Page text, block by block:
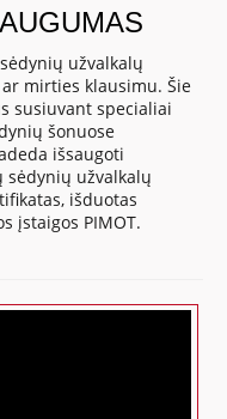
užvalkalų
mirties klausimu. Šie
susiuvant specialiai
šonuose
išsaugoti
sėdynių užvalkalų
išduotas
įstaigos PIMOT.